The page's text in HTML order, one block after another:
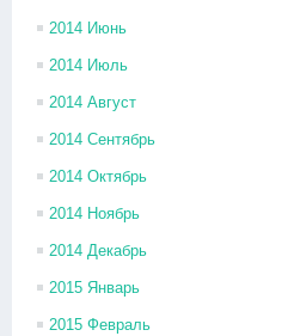
2014 Июнь
2014 Июль
2014 Август
2014 Сентябрь
2014 Октябрь
2014 Ноябрь
2014 Декабрь
2015 Январь
2015 Февраль